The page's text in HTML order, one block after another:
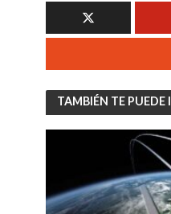
TAMBIÉN TE PUEDE